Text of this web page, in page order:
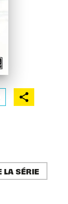
LA SÉRIE